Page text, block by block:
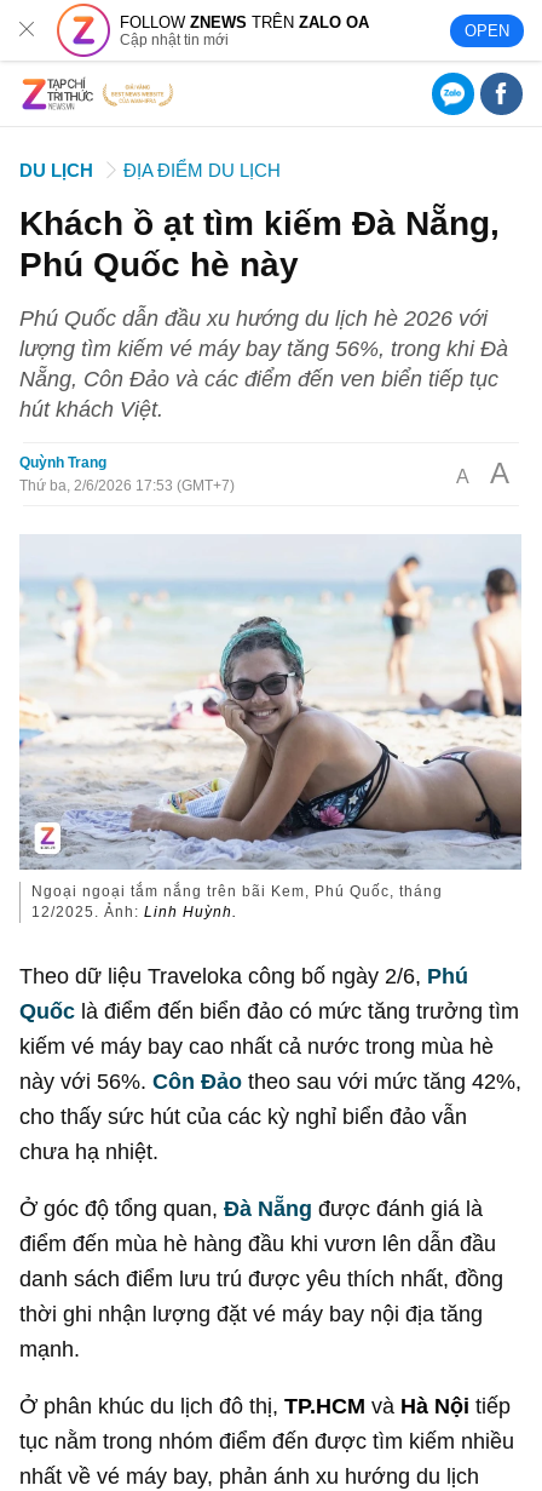
FOLLOWZNEWS TRÊNZALO OA
Cập nhật tin mới OPEN
DU LỊCH ĐỊA ĐIỂM DU LỊCH
Khách ồ ạt tìm kiếm Đà Nẵng,
Phú Quốc hè này
Phú Quốc dẫn đầu xu hướng du lịch hè 2026 với
lượng tìm kiếm vé máy bay tăng 56%, trong khi Đà
Nẵng, Côn Đảo và các điểm đến ven biển tiếp tục
hút khách Việt.
Quỳnh Trang
Thứ ba, 2/6/2026 17:53 (GMT+7)
A A
Ngoại ngoại tắm nắng trên bãi Kem, Phú Quốc, tháng
12/2025. Ảnh:Linh Huỳnh.
Theo dữ liệu Traveloka công bố ngày 2/6, Phú
Quốc là điểm đến biển đảo có mức tăng trưởng tìm
kiếm vé máy bay cao nhất cả nước trong mùa hè
này với 56%.Côn Đảo theo sau với mức tăng 42%,
cho thấy sức hút của các kỳ nghỉ biển đảo vẫn
chưa hạ nhiệt.
Ở góc độ tổng quan,Đà Nẵng được đánh giá là
điểm đến mùa hè hàng đầu khi vươn lên dẫn đầu
danh sách điểm lưu trú được yêu thích nhất, đồng
thời ghi nhận lượng đặt vé máy bay nội địa tăng
mạnh.
Ở phân khúc du lịch đô thị,TP.HCM và Hà Nội tiếp
tục nằm trong nhóm điểm đến được tìm kiếm nhiều
nhất về vé máy bay, phản ánh xu hướng du lịch